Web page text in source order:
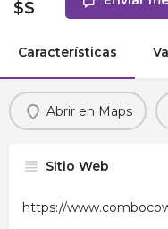
$$
Características
Abrir en Maps
Sitio Web
https://